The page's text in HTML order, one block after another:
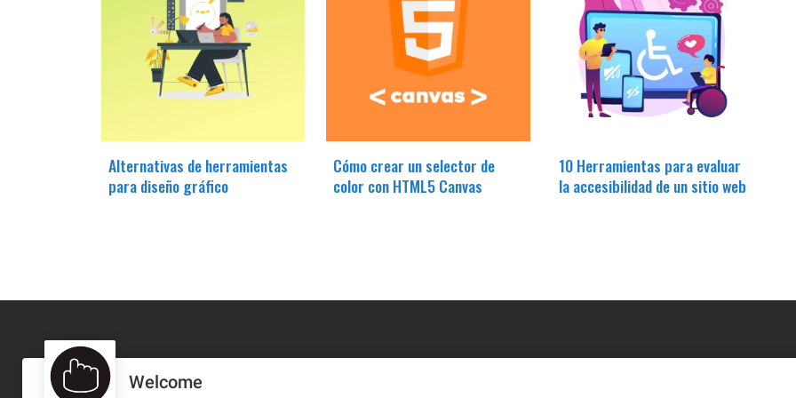
Alternativas de herramientas
para diseño gráfico
Cómo crear un selector de
color con HTML5 Canvas
10 Herramientas para evaluar
la accesibilidad de un sitio web
MA-NO WEB DESIGN AND DEVELOPMENT S.L.
Welcome